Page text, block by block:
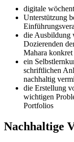
digitale
Unterstützung
die Ausbildung
Dozierenden
Mahara konkret
ein
schriftlichen
nachhaltig
die Erstellung
wichtigen
Portfolios
Nachhaltige